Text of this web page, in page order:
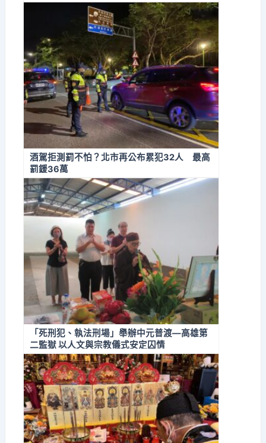
酒駕拒測罰不怕？北市再公布累犯32人 最高
罰鍰36萬
「死刑犯、執法刑場」舉辦中元普渡—高雄第
二監獄 以人文與宗教儀式安定囚情